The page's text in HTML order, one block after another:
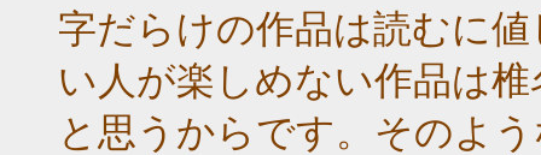
字だらけの作品は読むに
い人が楽しめない作品は
と思うからです。そのよ